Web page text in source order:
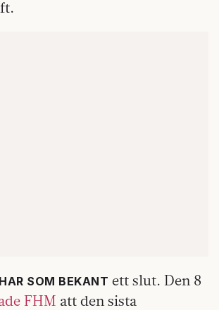
SOM BEKANT ett slut. Den 8
FHM att den sista